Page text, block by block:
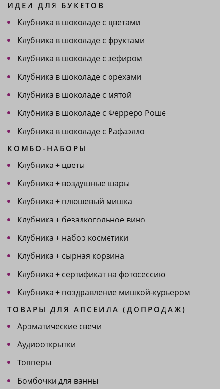
ИДЕИ ДЛЯ БУКЕТОВ
Клубника в шоколаде с цветами
Клубника в шоколаде с фруктами
Клубника в шоколаде с зефиром
Клубника в шоколаде с орехами
Клубника в шоколаде с мятой
Клубника в шоколаде с Ферреро Роше
Клубника в шоколаде с Рафаэлло
КОМБО-НАБОРЫ
Клубника + цветы
Клубника + воздушные шары
Клубника + плюшевый мишка
Клубника + безалкогольное вино
Клубника + набор косметики
Клубника + сырная корзина
Клубника + сертификат на фотосессию
Клубника + поздравление мишкой-курьером
ТОВАРЫ ДЛЯ АПСЕЙЛА (ДОПРОДАЖ)
Ароматические свечи
Аудиооткрытки
Топперы
Бомбочки для ванны